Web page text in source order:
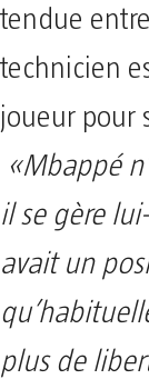
tendue
technicien
joueur pour
«Mbappé
il se gère
avait un
plus de